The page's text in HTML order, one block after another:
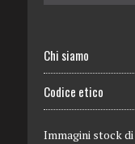
Chi siamo
Codice etico
Immagini stock di